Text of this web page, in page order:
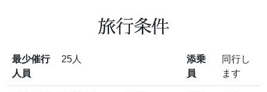
旅行条件
最少催行
人員
25人
添乗
員
同行し
ます